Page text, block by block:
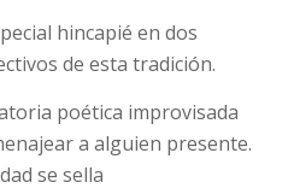
hincapié en dos
de esta tradición.
poética improvisada
a alguien presente.
se sella